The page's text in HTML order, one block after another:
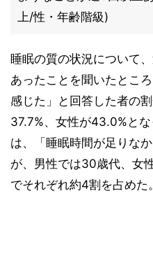
上/性・年齢階級)
睡眠の質の状況について
あったことを聞いたとこ
感じた」と回答した者の
37.7%、女性が43.0%と
は、「睡眠時間が足りな
が、男性では30歳代、女
でそれぞれ約4割を占めた。